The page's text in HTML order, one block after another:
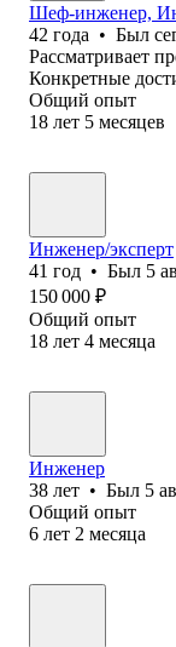
Шеф-инженер,
42 года • Был
Рассматривает
Конкретные
Общий опыт
18 лет 5 месяцев
Инженер/эксперт
41 год • Был 5
150 000 ₽
Общий опыт
18 лет 4 месяца
Инженер
38 лет • Был 5
Общий опыт
6 лет 2 месяца